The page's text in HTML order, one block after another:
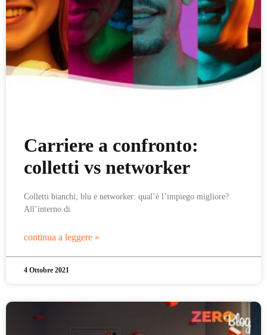
Carriere a confronto:
colletti vs networker
Colletti bianchi, blu e networker: qual’è l’impiego migliore?
All’interno di
continua a leggere »
4 Ottobre 2021